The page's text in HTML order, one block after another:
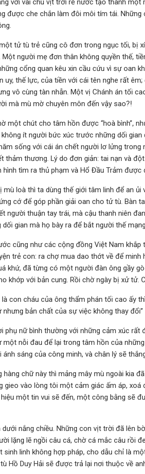
với vài chú vịt trời rẽ nước tạo thành một
được che chắn làm đôi môi tím tái.
tử tù trẻ cũng cô đơn trong ngục tối, bị
người mẹ đơn thân không quyền thế,
cổng quan kêu xin cầu cứu vì sự oan
uy, thế lực, của tiền với cái tên nghe rất
vô cùng tàn nhẫn. Một vị Chánh án tối
mà mù mờ chuyên môn đến vậy sao?!
một chút cho tâm hồn được “hoà bình”,
ít người bức xúc trước những dối
sống với cái án chết người lơ lửng
thảm thương. Lý do đơn giản: tai nạn và
hình tìm ra thủ phạm và Hổ Đầu Trảm được
mù loà thì ta dùng thế giới tâm linh để an
cớ để góp phần giải oan cho tử tù. Bàn
người thuận tay trái, mà cậu thanh niên
gian mà họ bày ra để bắt người thế
cũng như các cộng đồng Việt Nam
trẻ con: ra chợ mua dao thớt về để
khứ, đã từng có một người đàn ông gầy
khớp với bản cung. Rồi chờ ngày bị xử tử.
con cháu của ông thẩm phán tối cao ấy
bản chất của sự việc không thay
phụ nữ bình thường với những cảm xúc
một nỗi đau để lại trong tâm hồn của
sáng của công minh, và chân lý sẽ
hàng chữ này thì mảng mây mù ngoài kia
gieo vào lòng tôi một cảm giác ấm áp,
một tin vui sẽ đến, một công bằng sẽ
nắng chiều. Những con vịt trời đã lên
lặng lẽ ngồi câu cá, chờ cá mắc câu rồi
linh không hợp pháp, cho dẫu chỉ là
Hồ Duy Hải sẽ được trả lại nơi thuộc về